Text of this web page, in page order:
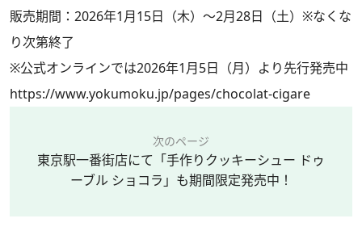
販売期間：2026年1月15日（木）～2月28日（土）※なくな
り次第終了
※公式オンラインでは2026年1月5日（月）より先行発売中
https://www.yokumoku.jp/pages/chocolat-cigare
次のページ
東京駅一番街店にて「手作りクッキーシュー ドゥ
ーブル ショコラ」も期間限定発売中！